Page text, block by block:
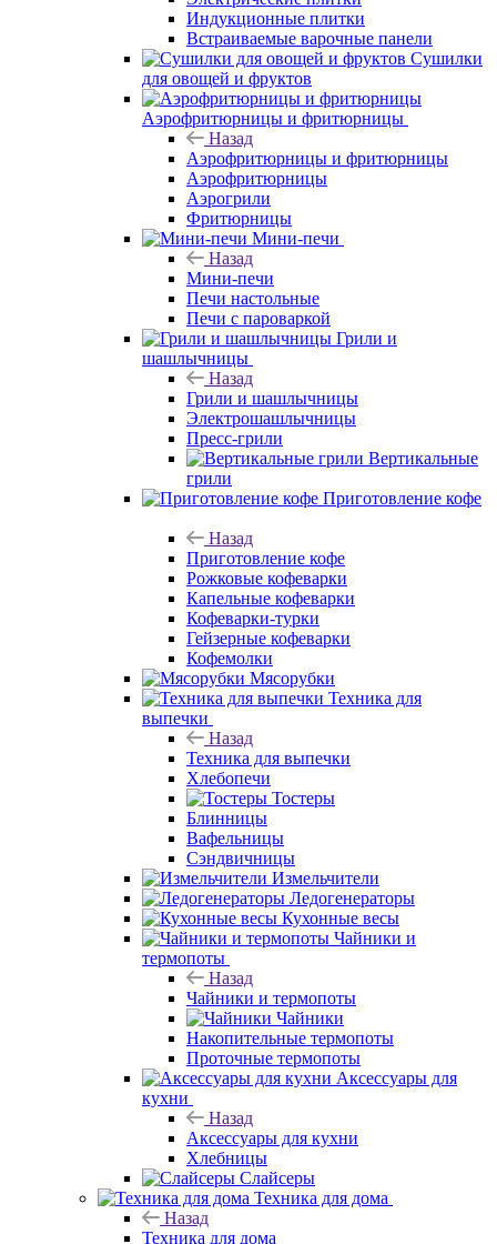
Индукционные плитки
Встраиваемые варочные панели
Сушилки
для овощей и фруктов
Аэрофритюрницы и фритюрницы
Назад
Аэрофритюрницы и фритюрницы
Аэрофритюрницы
Аэрогрили
Фритюрницы
Мини-печи
Назад
Мини-печи
Печи настольные
Печи с пароваркой
Грили и
шашлычницы
Назад
Грили и шашлычницы
Электрошашлычницы
Пресс-грили
Вертикальные
грили
Приготовление кофе
Назад
Приготовление кофе
Рожковые кофеварки
Капельные кофеварки
Кофеварки-турки
Гейзерные кофеварки
Кофемолки
Мясорубки
Техника для
выпечки
Назад
Техника для выпечки
Хлебопечи
Тостеры
Блинницы
Вафельницы
Сэндвичницы
Измельчители
Ледогенераторы
Кухонные весы
Чайники и
термопоты
Назад
Чайники и термопоты
Чайники
Накопительные термопоты
Проточные термопоты
Аксессуары для
кухни
Назад
Аксессуары для кухни
Хлебницы
Слайсеры
Техника для дома
Назад
Техника для дома